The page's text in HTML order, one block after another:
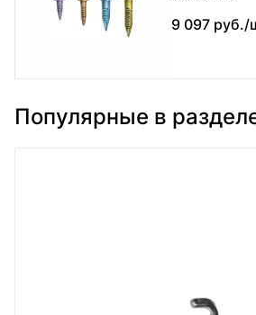
9 097 руб./
Популярные в